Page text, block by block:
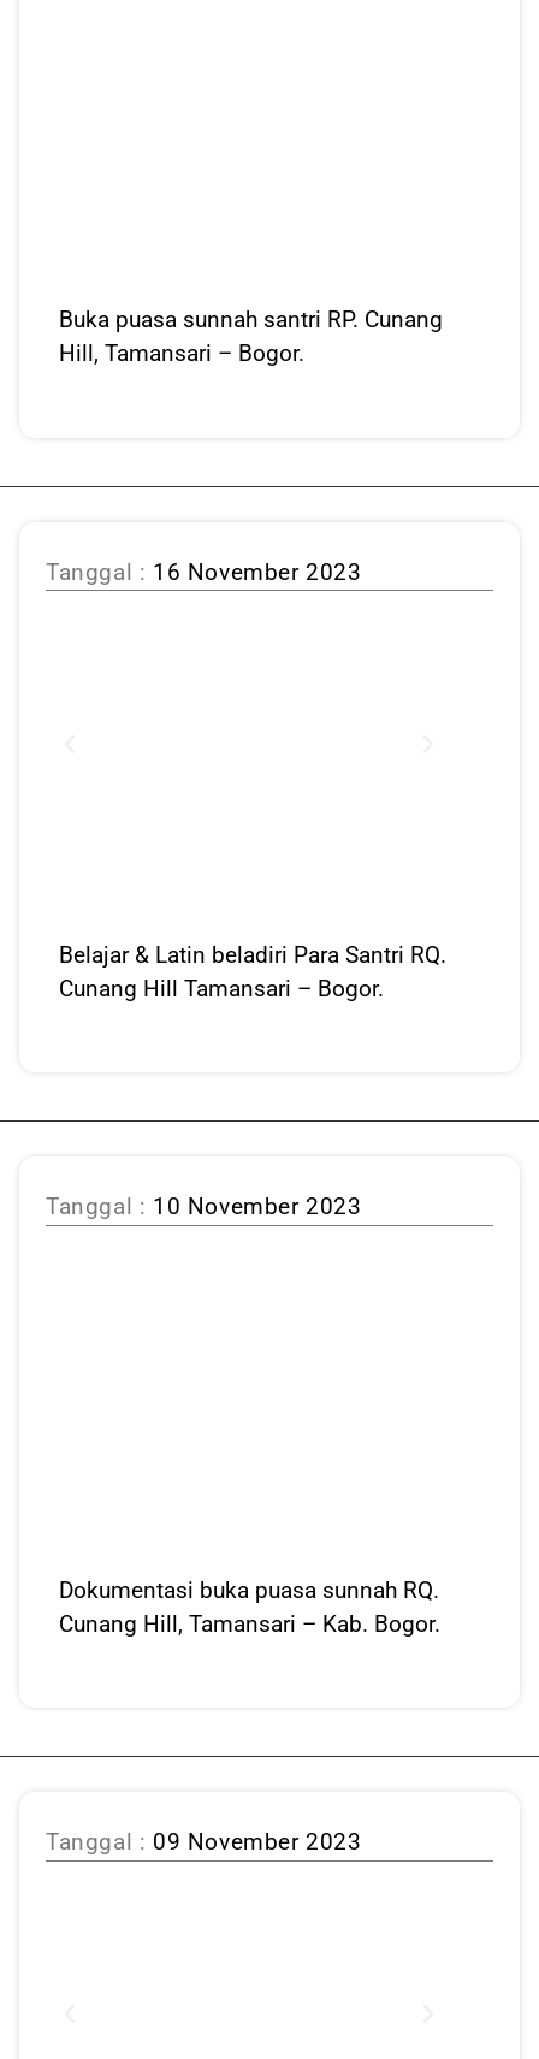
Buka puasa sunnah santri RP. Cunang
Hill, Tamansari – Bogor.
Tanggal : 16 November 2023
Belajar & Latin beladiri Para Santri RQ.
Cunang Hill Tamansari – Bogor.
Tanggal : 10 November 2023
Dokumentasi buka puasa sunnah RQ.
Cunang Hill, Tamansari – Kab. Bogor.
Tanggal : 09 November 2023